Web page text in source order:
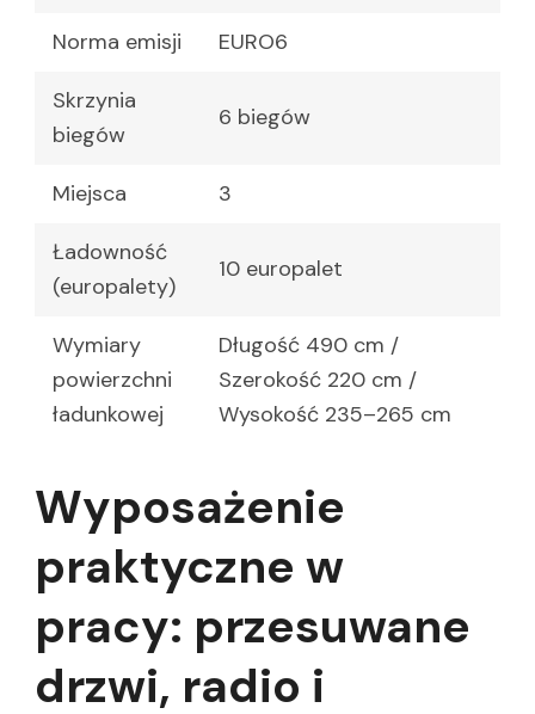
Norma emisji EURO6
Skrzynia
biegów
6 biegów
Miejsca 3
Ładowność
(europalety)
10 europalet
Wymiary
powierzchni
ładunkowej
Długość 490 cm /
Szerokość 220 cm /
Wysokość 235–265 cm
Wyposażenie
praktyczne w
pracy: przesuwane
drzwi, radio i